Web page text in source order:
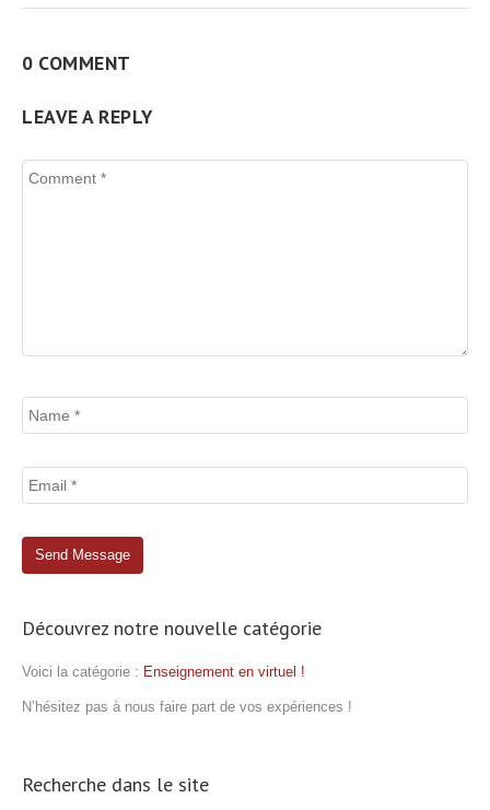
0 COMMENT
LEAVE A REPLY
Découvrez notre nouvelle catégorie
Voici la catégorie : Enseignement en virtuel !
N’hésitez pas à nous faire part de vos expériences !
Recherche dans le site